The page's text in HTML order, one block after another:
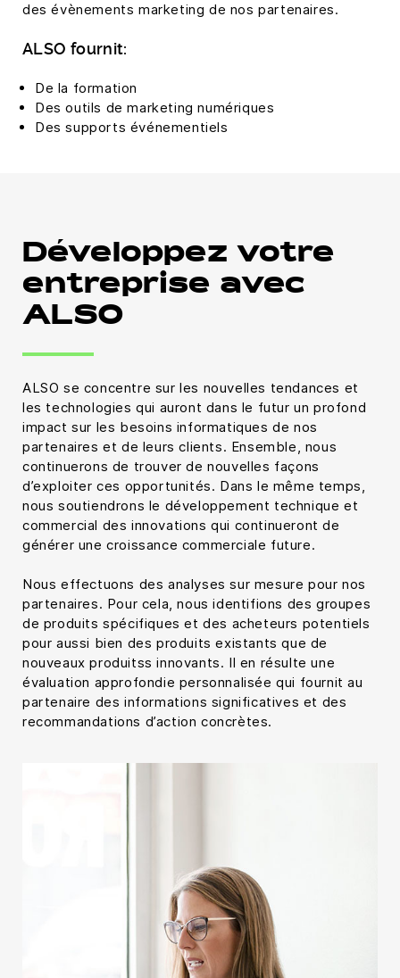
des évènements marketing de nos partenaires.
ALSO fournit:
De la formation
Des outils de marketing numériques
Des supports événementiels
Développez votre
entreprise avec
ALSO
ALSO se concentre sur les nouvelles tendances et
les technologies qui auront dans le futur un profond
impact sur les besoins informatiques de nos
partenaires et de leurs clients. Ensemble, nous
continuerons de trouver de nouvelles façons
d’exploiter ces opportunités. Dans le même temps,
nous soutiendrons le développement technique et
commercial des innovations qui continueront de
générer une croissance commerciale future.
Nous effectuons des analyses sur mesure pour nos
partenaires. Pour cela, nous identifions des groupes
de produits spécifiques et des acheteurs potentiels
pour aussi bien des produits existants que de
nouveaux produitss innovants. Il en résulte une
évaluation approfondie personnalisée qui fournit au
partenaire des informations significatives et des
recommandations d’action concrètes.